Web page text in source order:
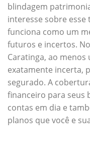
blindagem
interesse sobre
funciona como um
futuros e incertos.
Caratinga, ao
exatamente incerta,
segurado. A
financeiro para seus
contas em dia e
planos que você e